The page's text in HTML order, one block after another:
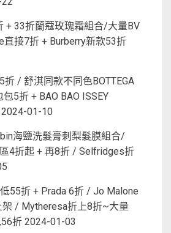
+ 33折蘭蔻玫瑰霜組合/大量BV
接7折 + Burberry新款53折
折 / 舒淇同款不同色BOTTEGA
5折 + BAO BAO ISSEY
2024-01-10
海鹽洗髮膏刺梨髮膜組合/
4折起 + 再8折 / Selfridges折
55折 + Prada 6折 / Jo Malone
/ Mytheresa折上8折~大量
56折 2024-01-03